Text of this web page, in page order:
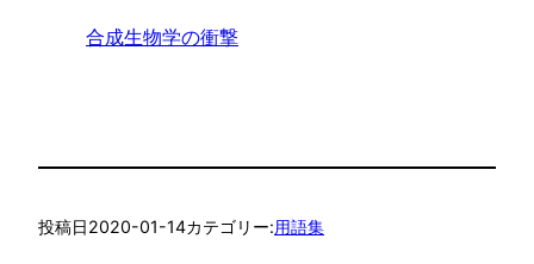
合成生物学の衝撃
投稿日2020-01-14カテゴリー:用語集